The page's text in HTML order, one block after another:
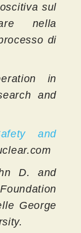
sul
nella
di
in
and
and
D. and
George